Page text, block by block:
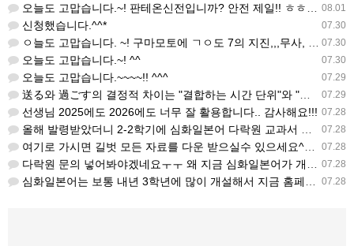
08.01
오늘도 고맙습니다.~! 판테온신전입니까? 안전 제일!! ㅎㅎ 감사해요. ^^
07.30
신청했습니다.^^*
07.30
ㅇ늘도 고맙습니다. ~! 구마모토에 ㄱㅇ도 7의 지진,,,무사, 안전을 기도 합니다. 감사해요...
07.30
오늘도 고맙습니다.~! ^^
07.29
오늘도 고맙습니다.~~~~!! ^^^
07.29
送る와 過ごす의 결정적 차이는 "결합하는 시간 단위"와 "묘사 대상"입니다. 過ごす 하루, 오후, 주말, 휴…
07.28
선생님 2025에도 2026에도 너무 잘 활용합니다.. 감사해요!!!
07.28
올해 발령받았더니 2-2학기에 심화일본어 다락원 교과서 채택되어 있네요. 저도 당장 다음달부터 수업을 해야하…
07.28
여기로 가시면 길벗 모든 자료를 다운 받으실수 있으세요^^ https://coffee-plume-710.no…
07.28
다락원 문의 넣어봐야겠네요ㅜㅜ 왜 지금 심화일본어가 개설된지는 저도 참 의문입니다... 작년에 계셨던 선생님…
07.28
심화일본어는 보통 내년 3학년에 많이 개설해서 지금 홈페이지에 없는가보네요~ 일본어랑 생활 일본어는 다 있는…